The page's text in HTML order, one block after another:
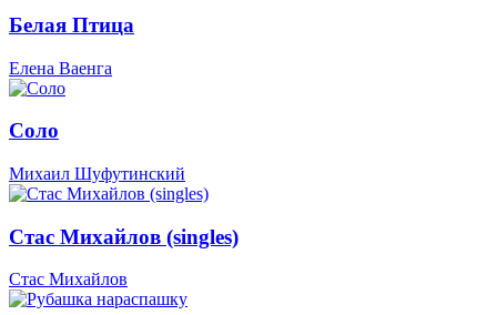
Белая Птица
Елена Ваенга
Соло
Михаил Шуфутинский
Стас Михайлов (singles)
Стас Михайлов